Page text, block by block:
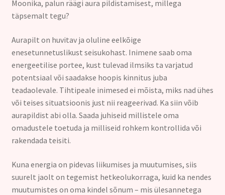
Moonika, palun räägi aura pildistamisest, millega
täpsemalt tegu?
Aurapilt on huvitav ja oluline eelkõige
enesetunnetuslikust seisukohast. Inimene saab oma
energeetilise portee, kust tulevad ilmsiks ta varjatud
potentsiaal või saadakse hoopis kinnitus juba
teadaolevale. Tihtipeale inimesed ei mõista, miks nad ühes
või teises situatsioonis just nii reageerivad. Ka siin võib
aurapildist abi olla. Saada juhiseid millistele oma
omadustele toetuda ja milliseid rohkem kontrollida või
rakendada teisiti.
Kuna energia on pidevas liikumises ja muutumises, siis
suurelt jaolt on tegemist hetkeolukorraga, kuid ka nendes
muutumistes on oma kindel sõnum – mis ülesannetega